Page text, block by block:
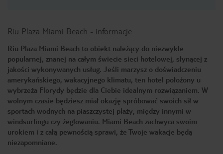
Riu Plaza Miami Beach - informacje
Riu Plaza Miami Beach to obiekt należący do niezwykle
popularnej, znanej na całym świecie sieci hotelowej, słynącej z
jakości wykonywanych usług. Jeśli marzysz o doświadczeniu
amerykańskiego, wakacyjnego klimatu, ten hotel położony u
wybrzeża Florydy będzie dla Ciebie idealnym rozwiązaniem. W
wolnym czasie będziesz miał okazję spróbować swoich sił w
sportach wodnych na piaszczystej plaży, między innymi w
windsurfingu czy żeglowaniu. Miami Beach zachwyca swoim
urokiem i z całą pewnością sprawi, że Twoje wakacje będą
niezapomniane.